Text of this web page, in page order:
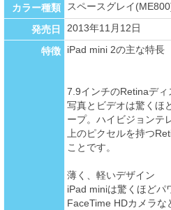
カラー種類 スペースグレイ
発売日 2013年11月12日
特徴 iPad mini 2の主な特長
7.9インチのRetinaディ
写真とビデオは驚くほ
ープ。ハイビジョンテ
上のピクセルを持つ
ことです。
薄く、軽いデザイン
iPad miniは驚くほどパ
FaceTime HDカメラな